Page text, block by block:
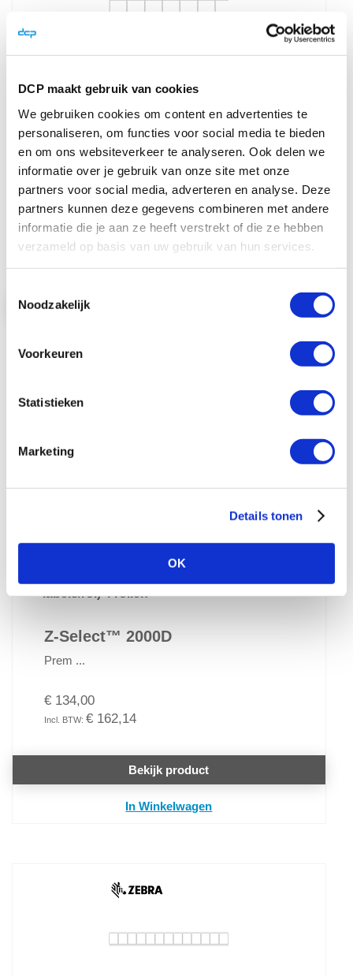
DCP maakt gebruik van cookies
We gebruiken cookies om content en advertenties te
personaliseren, om functies voor social media te bieden
en om ons websiteverkeer te analyseren. Ook delen we
informatie over je gebruik van onze site met onze
partners voor social media, adverteren en analyse. Deze
partners kunnen deze gegevens combineren met andere
informatie die je aan ze heeft verstrekt of die ze hebben
verzameld op basis van uw gebruik van hun services.
Noodzakelijk
Voorkeuren
Statistieken
Marketing
Details tonen
OK
Zebra Z-Select 2000D 100x50mm voor
desktop printer (1.300 labels/rol) 4 rollen
Premium wit papi ...
€ 87,12
Zebra Z-Select 2000D 102x152mm voor
labels/rol) 4 rollen
Z-Select™ 2000D
Prem ...
€ 134,00
€ 162,14
Bekijk product
In Winkelwagen